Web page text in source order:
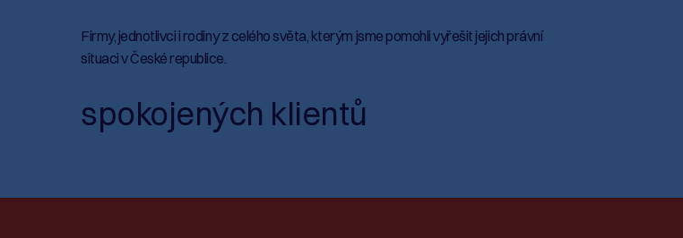
Firmy, jednotlivci i rodiny z celého světa, kterým jsme pomohli vyřešit jejich právní
situaci v České republice.
spokojených klientů